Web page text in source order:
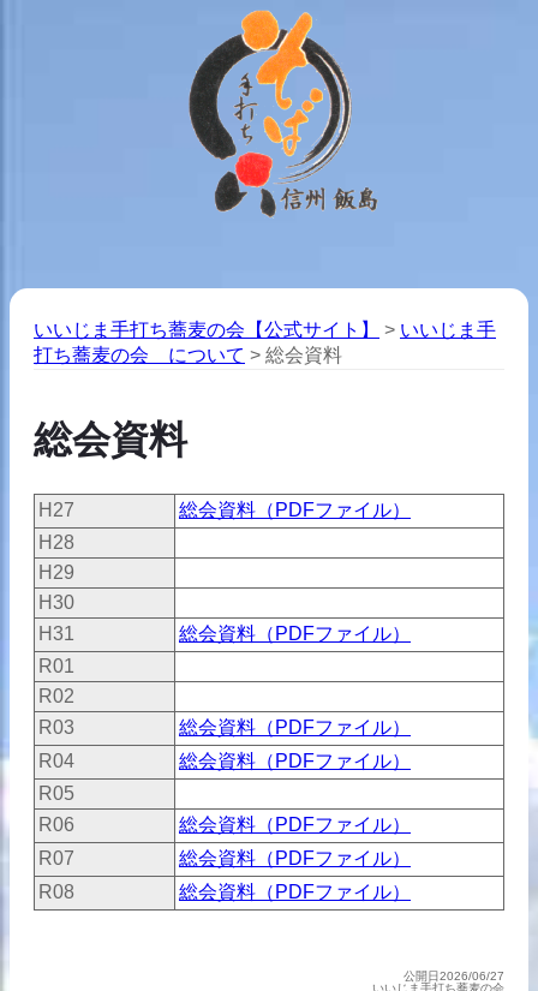
いいじま手打ち蕎麦の会【公式サイト】 > いいじま手
打ち蕎麦の会 について > 総会資料
総会資料
H27
総会資料（PDFファイル）
H28
H29
H30
H31
総会資料（PDFファイル）
R01
R02
R03
総会資料（PDFファイル）
R04
総会資料（PDFファイル）
R05
R06
総会資料（PDFファイル）
R07
総会資料（PDFファイル）
R08
総会資料（PDFファイル）
公開日2026/06/27
いいじま手打ち蕎麦の会